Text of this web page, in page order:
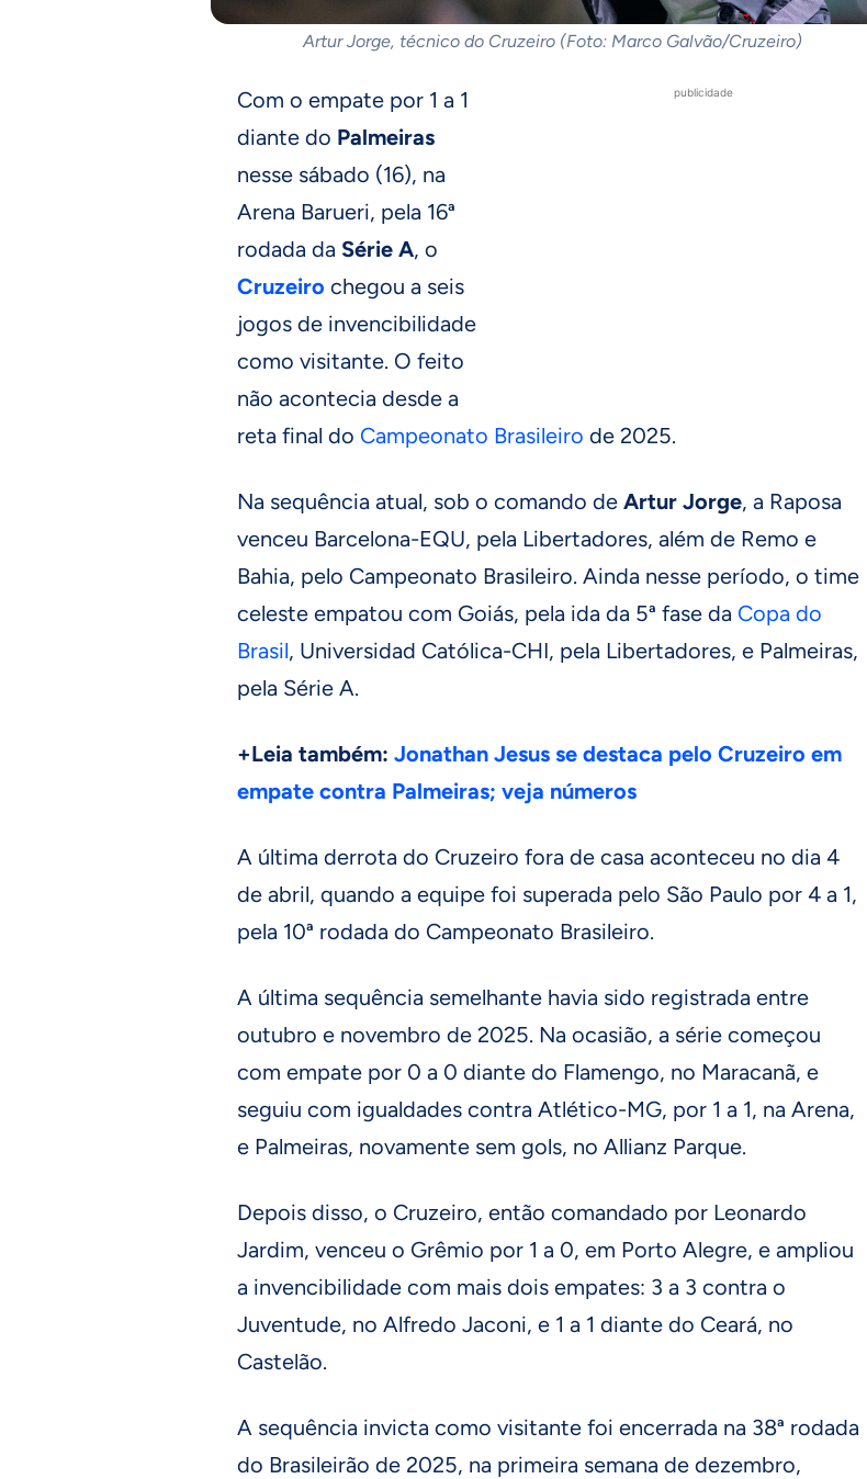
Artur Jorge, técnico do Cruzeiro (Foto: Marco Galvão/Cruzeiro)
publicidade
Com o empate por 1 a 1
diante do Palmeiras
nesse sábado (16), na
Arena Barueri, pela 16ª
rodada da Série A, o
Cruzeiro chegou a seis
jogos de invencibilidade
como visitante. O feito
não acontecia desde a
reta final do Campeonato Brasileiro de 2025.
Na sequência atual, sob o comando de Artur Jorge, a Raposa
venceu Barcelona-EQU, pela Libertadores, além de Remo e
Bahia, pelo Campeonato Brasileiro. Ainda nesse período, o time
celeste empatou com Goiás, pela ida da 5ª fase da Copa do
Brasil, Universidad Católica-CHI, pela Libertadores, e Palmeiras,
pela Série A.
+Leia também: Jonathan Jesus se destaca pelo Cruzeiro em
empate contra Palmeiras; veja números
A última derrota do Cruzeiro fora de casa aconteceu no dia 4
de abril, quando a equipe foi superada pelo São Paulo por 4 a 1,
pela 10ª rodada do Campeonato Brasileiro.
A última sequência semelhante havia sido registrada entre
outubro e novembro de 2025. Na ocasião, a série começou
com empate por 0 a 0 diante do Flamengo, no Maracanã, e
seguiu com igualdades contra Atlético-MG, por 1 a 1, na Arena,
e Palmeiras, novamente sem gols, no Allianz Parque.
Depois disso, o Cruzeiro, então comandado por Leonardo
Jardim, venceu o Grêmio por 1 a 0, em Porto Alegre, e ampliou
a invencibilidade com mais dois empates: 3 a 3 contra o
Juventude, no Alfredo Jaconi, e 1 a 1 diante do Ceará, no
Castelão.
A sequência invicta como visitante foi encerrada na 38ª rodada
do Brasileirão de 2025, na primeira semana de dezembro,